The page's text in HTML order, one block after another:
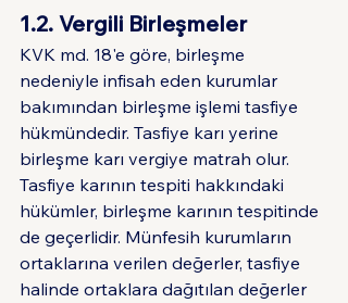
1.2. Vergili Birleşmeler
KVK md. 18'e göre, birleşme
nedeniyle infisah eden kurumlar
bakımından birleşme işlemi tasfiye
hükmündedir. Tasfiye karı yerine
birleşme karı vergiye matrah olur.
Tasfiye karının tespiti hakkındaki
hükümler, birleşme karının tespitinde
de geçerlidir. Münfesih kurumların
ortaklarına verilen değerler, tasfiye
halinde ortaklara dağıtılan değerler